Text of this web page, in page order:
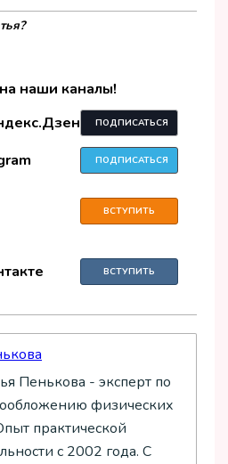
наши каналы!
ПОДПИСАТЬСЯ
ПОДПИСАТЬСЯ
ВСТУПИТЬ
ВСТУПИТЬ
Пенькова - эксперт по
физических
практической
с 2002 года. С